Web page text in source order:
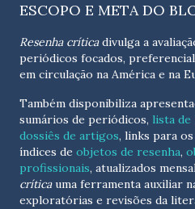
ESCOPO E META DO
Resenha críticadivulga a
periódicos focados,
em circulação na América e na
Também disponibiliza
sumários de periódicos, lista de
dossiês de artigos, links para
índices de objetos de resenha,
profissionais, atualizados
críticauma ferramenta auxiliar
exploratórias e revisões da